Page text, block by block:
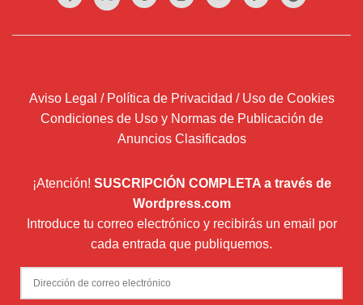
Aviso Legal / Política de Privacidad / Uso de Cookies
Condiciones de Uso y Normas de Publicación de
Anuncios Clasificados
¡Atención! SUSCRIPCIÓN COMPLETA a través de
Wordpress.com
Introduce tu correo electrónico y recibirás un email por
cada entrada que publiquemos.
Dirección
de